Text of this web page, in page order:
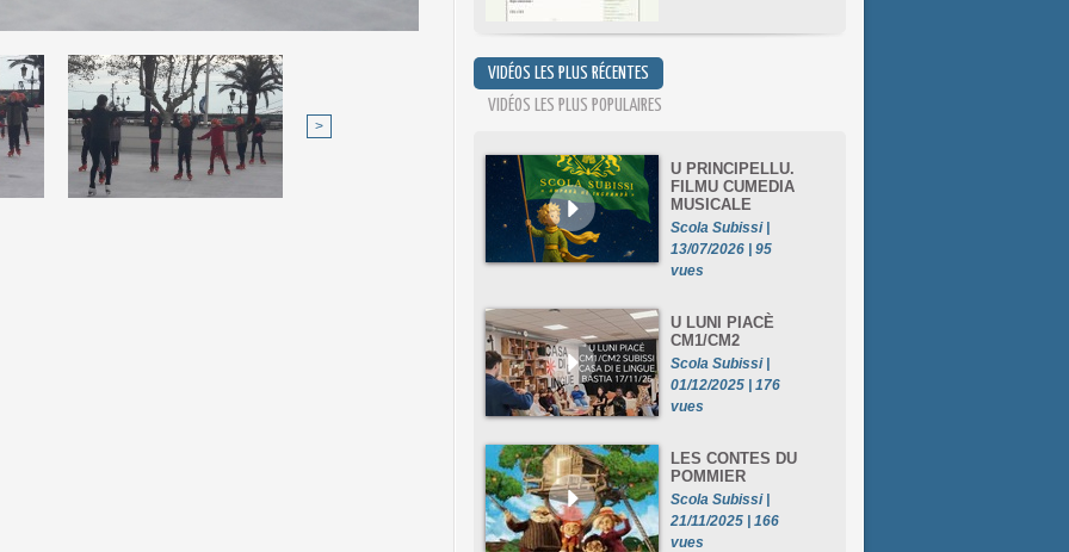
>
VIDÉOS LES PLUS RÉCENTES
VIDÉOS LES PLUS POPULAIRES
U PRINCIPELLU.
FILMU CUMEDIA
MUSICALE
Scola Subissi |
13/07/2026 | 95
vues
U LUNI PIACÈ
CM1/CM2
Scola Subissi |
01/12/2025 | 176
vues
LES CONTES DU
POMMIER
Scola Subissi |
21/11/2025 | 166
vues